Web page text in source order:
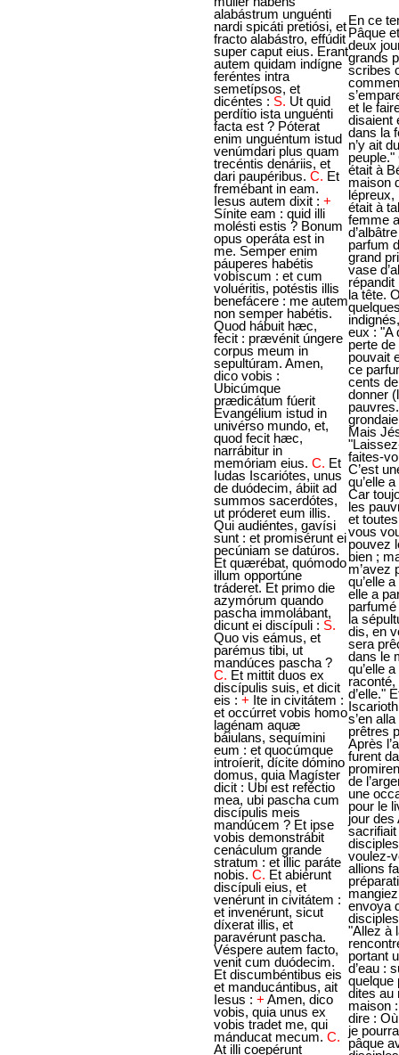
alabástrum unguénti
nardi spicáti pretiósi, et
fracto alabástro, effúdit
super caput eius. Erant
autem quidam indígne
feréntes intra
semetípsos, et
dicéntes : S. Ut quid
perdítio ista unguénti
facta est ? Póterat
enim unguéntum istud
venúmdari plus quam
trecéntis denáriis, et
dari paupéribus. C. Et
fremébant in eam.
Iesus autem dixit : +
Sínite eam : quid illi
molésti estis ? Bonum
opus operáta est in
me. Semper enim
páuperes habétis
vobíscum : et cum
voluéritis, potéstis illis
benefácere : me autem
non semper habétis.
Quod hábuit hæc,
fecit : prævénit úngere
corpus meum in
sepultúram. Amen,
dico vobis :
Ubicúmque
prædicátum fúerit
Evangélium istud in
univérso mundo, et,
quod fecit hæc,
narrábitur in
memóriam eius. C. Et
Iudas Iscariótes, unus
de duódecim, ábiit ad
summos sacerdótes,
ut próderet eum illis.
Qui audiéntes, gavísi
sunt : et promisérunt ei
pecúniam se datúros.
Et quærébat, quómodo
illum opportúne
tráderet. Et primo die
azymórum quando
pascha immolábant,
dicunt ei discípuli : S.
Quo vis eámus, et
parémus tibi, ut
mandúces pascha ?
C. Et mittit duos ex
discípulis suis, et dicit
eis : + Ite in civitátem :
et occúrret vobis homo
lagénam aquæ
báiulans, sequímini
eum : et quocúmque
introíerit, dícite dómino
domus, quia Magíster
dicit : Ubi est reféctio
mea, ubi pascha cum
discípulis meis
mandúcem ? Et ipse
vobis demonstrábit
cenáculum grande
stratum : et illic paráte
nobis. C. Et abiérunt
discípuli eius, et
venérunt in civitátem :
et invenérunt, sicut
díxerat illis, et
paravérunt pascha.
Véspere autem facto,
venit cum duódecim.
Et discumbéntibus eis
et manducántibus, ait
Iesus : + Amen, dico
vobis, quia unus ex
vobis tradet me, qui
mánducat mecum. C.
At illi coepérunt
En ce temps-là : c’était la Pâque et les Azymes deux jours après ; et les grands prêtres et les scribes cherchaient comment ils pourraient s’emparer de lui par ruse et le faire mourir. Ils disaient en effet : "Pas dans la fête, de peur qu’il n’y ait du tumulte parmi le peuple." Comme Jésus était à Béthanie, dans la maison de Simon le lépreux, pendant qu’il était à table, vint une femme avec un vase d’albâtre (plein) d’un parfum de nard vrai d’un grand prix. Ayant brisé le vase d’albâtre, elle lui répandit (le parfum) sur la tête. Or il y en avait quelques-uns qui, tout indignés, (disaient) entre eux : "A quoi bon cette perte de parfum ? On pouvait en effet vendre ce parfum plus de trois cents deniers, et en donner (le prix) aux pauvres." Et ils grondaient contre elle. Mais Jésus dit : "Laissez-la ; pourquoi lui faites-vous de la peine ? C’est une bonne action qu’elle a faite sur moi. Car toujours vous avez les pauvres avec vous, et toutes les fois que vous voulez, vous pouvez leur faire du bien ; mais moi, vous ne m’avez pas toujours. Ce qu’elle a pu, elle l’a fait : elle a par avance parfumé mon corps pour la sépulture. Je vous le dis, en vérité, partout où sera prêché cet évangile, dans le monde entier, ce qu’elle a fait sera aussi raconté, en souvenir d’elle." Et Judas Iscarioth, l’un des Douze, s’en alla vers les grands prêtres pour le leur livrer. Après l’avoir entendu, ils furent dans la joie et promirent de lui donner de l’argent. Et il cherchait une occasion favorable pour le livrer. Le premier jour des Azymes, où l’on sacrifiait la pâque, ses disciples lui dirent : "Où voulez-vous que nous allions faire les préparatifs pour que vous mangiez la pâque ?" Et il envoya deux de ses disciples et leur dit : "Allez à la ville ; vous rencontrerez un homme portant une cruche d’eau : suivez-le, et quelque part qu’il entre, dites au maître de maison : Le Maître te fait dire : Où est ma salle, où je pourrai manger la pâque avec mes disciples ? Et il vous montrera une chambre du haut, vaste, meublée et toute prête : faites-nous là les préparatifs." Les disciples partirent et allèrent à la ville ; et ils trouvèrent (les choses) comme il le leur avait dit, et ils firent les préparatifs de la pâque. Le soir venu, il vint avec les Douze. Pendant qu’ils étaient à table et mangeaient, Jésus dit : "Je vous le dis en vérité, un de vous me trahira, qui mange avec moi." Et ils se mirent à s’attrister, et un chacun de lui dire : "Serait-ce moi ?" Il leur dit : "Un des Douze, qui met avec moi la main au plat. Le Fils de l’homme s’en va, selon ce qui est écrit de lui ; mais malheur à l’homme par qui le Fils de l’homme est trahi ! Mieux vaudrait pour cet homme-là qu’il ne fût pas né." Pendant le repas, il prit du pain, et après avoir dit la bénédiction, il le rompit, et le leur donna, en disant : "Prenez, ceci est mon corps." Il prit ensuite une coupe et, après avoir rendu grâces, il la leur donna, et ils en burent tous. Et il leur dit : "Ceci est mon sang, (le sang) de l’alliance, répandu pour beaucoup. Je vous le dis, en vérité, je ne boirai plus du produit de la vigne jusqu’à ce jour où je le boirai nouveau dans le royaume de Dieu." Après le chant de